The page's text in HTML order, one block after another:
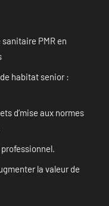
PMR en
habitat senior :
d’mise aux normes
la valeur de